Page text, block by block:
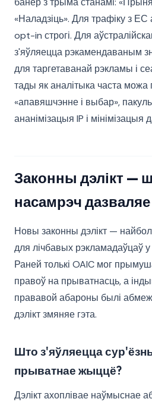
«Наладзіць». Для трафіку з ЕС
opt-in строгі. Для
з'яўляецца рэкамендаваным
для таргетаванай рэкламы і
тады як аналітыка часта можа
«апавяшчэнне і выбар»,
ананімізацыя IP і мінімізацыя
Законны дэлікт —
насамрэч дазваляе
Новы законны дэлікт —
для лічбавых рэкламадаўцаў
Раней толькі OAIC мог
правоў на прыватнасць, а
прававой абароны былі
дэлікт змяняе гэта.
Што з'яўляецца
прыватнае жыццё?
Дэлікт ахоплівае наўмыснае